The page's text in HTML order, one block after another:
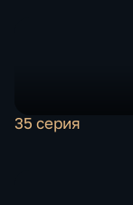
35 серия